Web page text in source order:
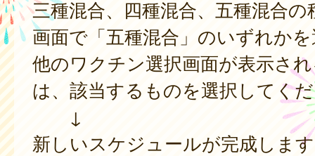
三種混合、四種混合、五種混合の
画面で「五種混合」のいずれか
他のワクチン選択画面が表示さ
は、該当するものを選択してく
↓
新しいスケジュールが完成しま